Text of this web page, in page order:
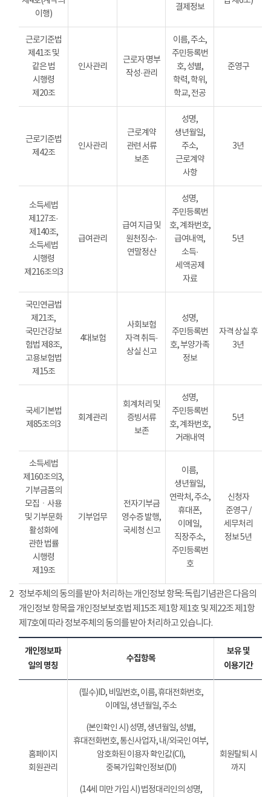
이행)
결제정보
근로기준법
제41조 및
같은 법
시행령
제20조
인사관리
근로자 명부
작성·관리
이름, 주소,
주민등록번
호, 성별,
학력, 학위,
학교, 전공
준영구
근로기준법
제42조
인사관리
근로계약
관련 서류
보존
성명,
생년월일,
주소,
근로계약
사항
3년
소득세법
제127조·
제140조,
소득세법
시행령
제216조의3
급여관리
급여 지급 및
원천징수·
연말정산
성명,
주민등록번
호, 계좌번호,
급여내역,
소득·
세액공제
자료
5년
국민연금법
제21조,
국민건강보
험법 제8조,
고용보험법
제15조
4대보험
사회보험
자격 취득·
상실 신고
성명,
주민등록번
호, 부양가족
정보
자격 상실 후
3년
국세기본법
제85조의3
회계관리
회계처리 및
증빙서류
보존
성명,
주민등록번
호, 계좌번호,
거래내역
5년
소득세법
제160조의3,
기부금품의
모집ㆍ사용
및 기부문화
활성화에
관한 법률
시행령
제19조
기부업무
전자기부금
영수증 발행,
국세청 신고
이름,
생년월일,
연락처, 주소,
휴대폰,
이메일,
직장주소,
주민등록번
호
신청자
준영구 /
세무처리
정보 5년
2 정보주체의 동의를 받아 처리하는 개인정보 항목: 독립기념관은 다음의
개인정보 항목을 개인정보보호법 제15조 제1항 제1호 및 제22조 제1항
제7호에 따라 정보주체의 동의를 받아 처리하고 있습니다.
개인정보파
일의 명칭
수집항목
보유 및
이용기간
홈페이지
회원관리
(필수)ID, 비밀번호, 이름, 휴대전화번호,
이메일, 생년월일, 주소
(본인확인 시) 성명, 생년월일, 성별,
휴대전화번호, 통신사업자, 내/외국인 여부,
암호화된 이용자 확인값(CI),
중복가입확인정보(DI)
(14세 미만 가입 시) 법정대리인의 성명,
회원탈퇴 시
까지